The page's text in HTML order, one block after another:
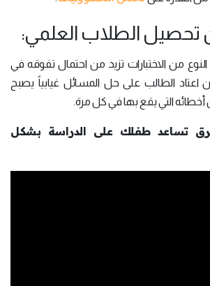
من الاختبارات تزيد من احتمال تفوقه في
فإن اعتاد الطالب على حل المسائل غيابياً يصبح
التي يقع بها في كل مرة.
تساعد طفلك على الدراسة بشكل